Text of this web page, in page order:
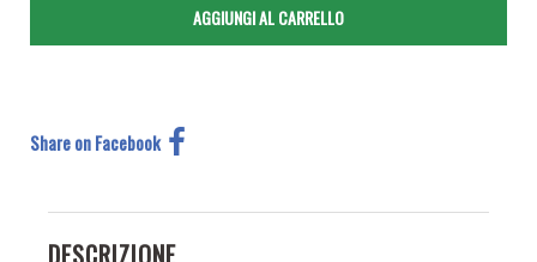
Share on Facebook